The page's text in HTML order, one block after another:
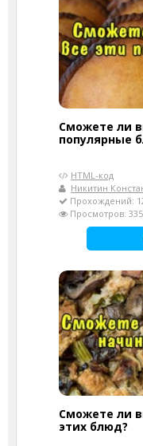
Сможете ли
популярные
HTML-код
Никитин
Прохождений:
Просмотров:
Сможете ли
этих блюд?